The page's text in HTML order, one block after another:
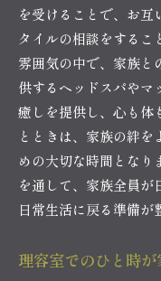
を受けることで、お互
タイルの相談をするこ
雰囲気の中で、家族と
供するヘッドスパやマ
癒しを提供し、心も体
とときは、家族の絆
めの大切な時間とな
を通して、家族全員
日常生活に戻る準備が
理容室でのひと時